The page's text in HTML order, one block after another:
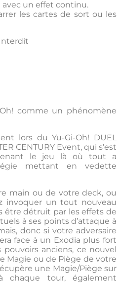
avec un effet continu.
les cartes de sort ou les
comme un phénomène
lors du Yu-Gi-Oh! DUEL
CENTURY Event, qui s’est
le jeu là où tout a
mettant en vedette
main ou de votre deck, ou
invoquer un tout nouveau
être détruit par les effets de
à ses points d’attaque à
donc si votre adversaire
face à un Exodia plus fort
anciens, ce nouvel
Magie ou de Piège de votre
une Magie/Piège sur
chaque tour, également